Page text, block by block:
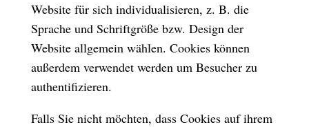
Website für sich individualisieren, z. B. die
Sprache und Schriftgröße bzw. Design der
Website allgemein wählen. Cookies können
außerdem verwendet werden um Besucher zu
authentifizieren.
Falls Sie nicht möchten, dass Cookies auf ihrem